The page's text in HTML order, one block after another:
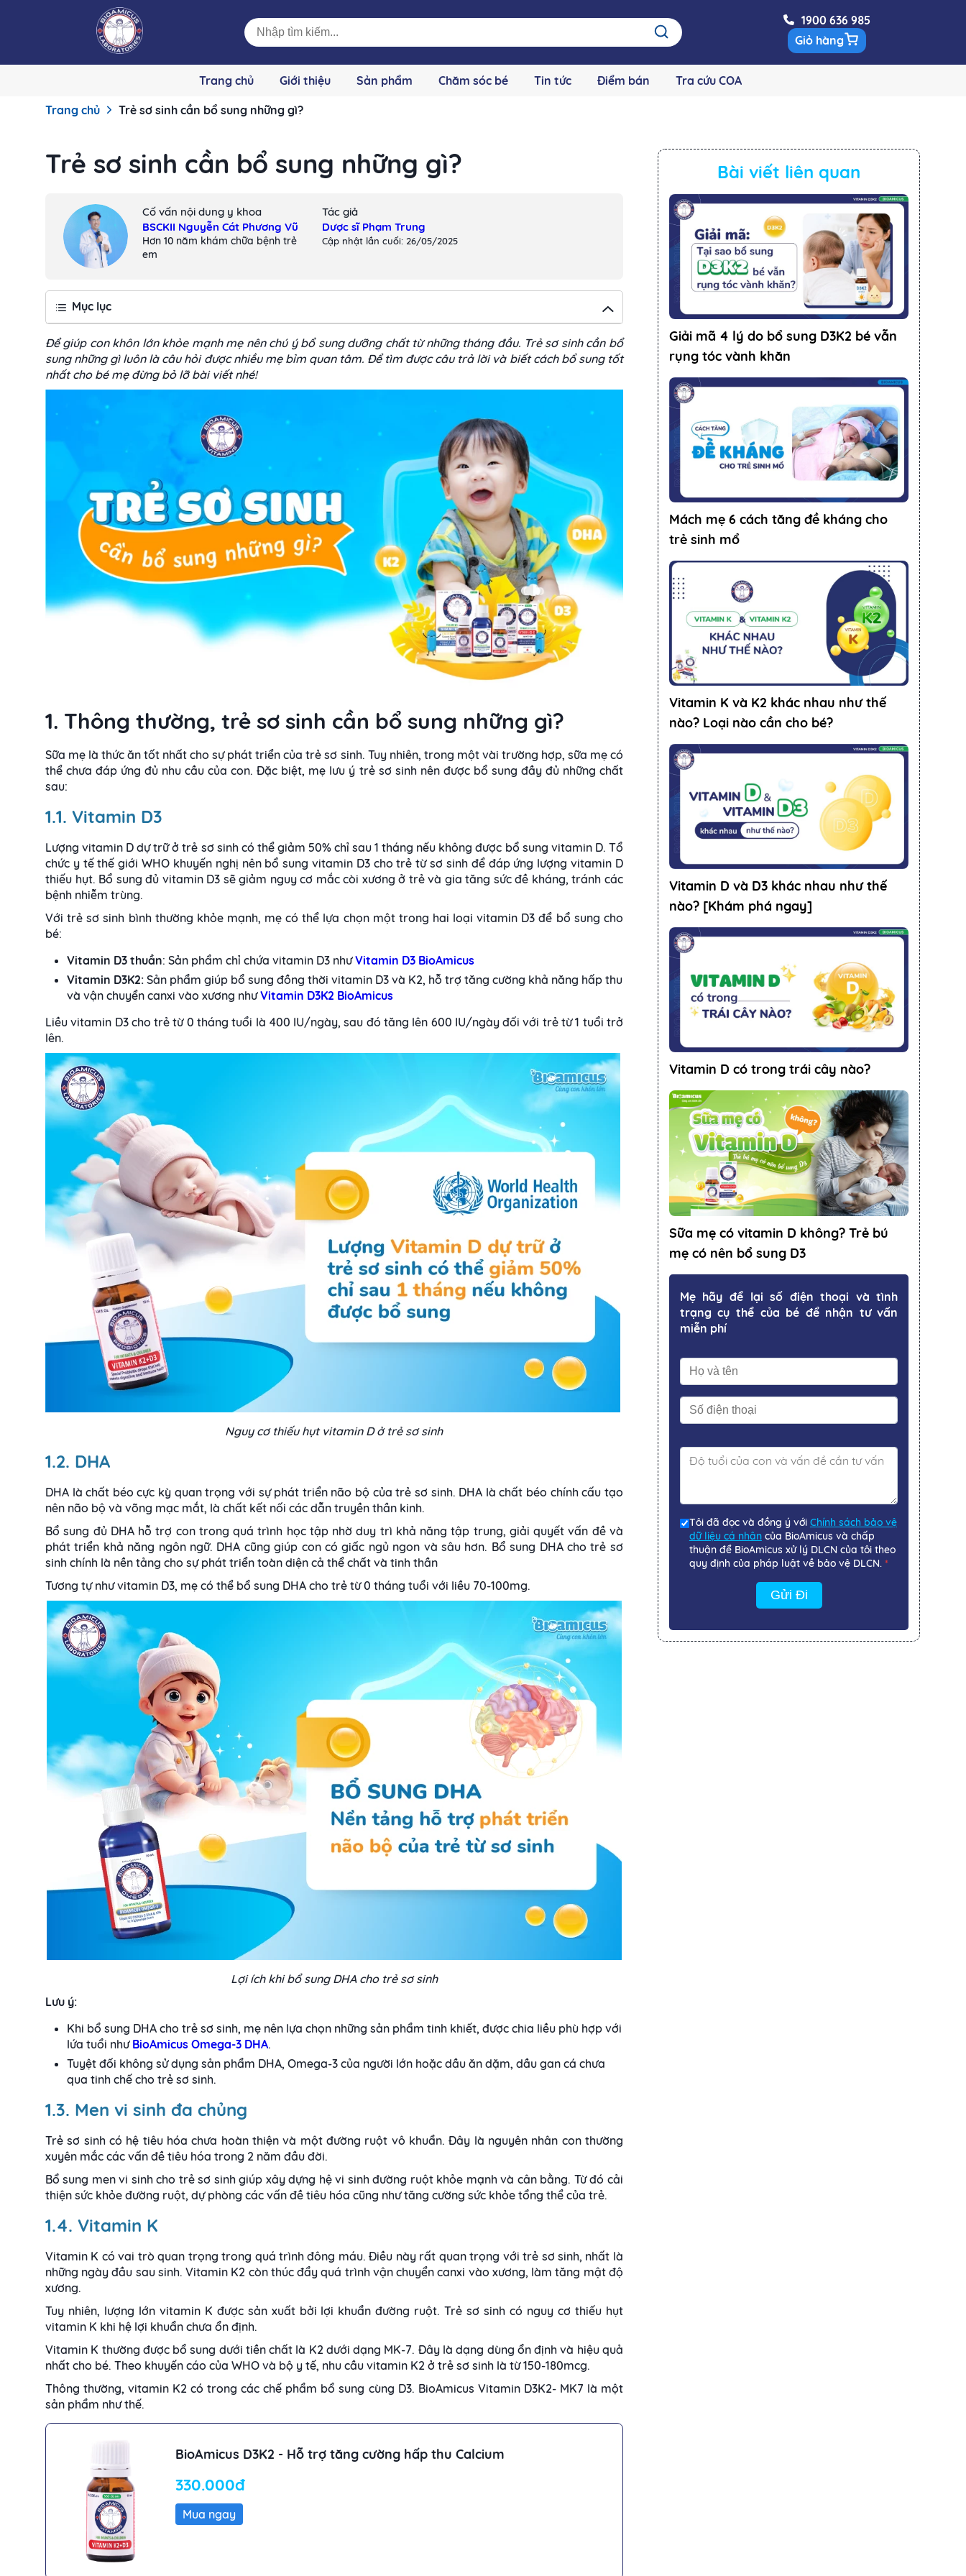
1900 636 985
Giỏ hàng
Trang chủ Giới thiệu Sản phẩm Chăm sóc bé Tin tức Điểm bán Tra cứu COA
Trang chủ Trẻ sơ sinh cần bổ sung những gì?
Trẻ sơ sinh cần bổ sung những gì?
Cố vấn nội dung y khoa
BSCKII Nguyễn Cát Phương Vũ
Hơn 10 năm khám chữa bệnh trẻ
em
Tác giả
Dược sĩ Phạm Trung
Cập nhật lần cuối: 26/05/2025
Mục lục
Để giúp con khôn lớn khỏe mạnh mẹ nên chú ý bổ sung dưỡng chất từ những tháng đầu. Trẻ sơ sinh cần bổ
sung những gì luôn là câu hỏi được nhiều mẹ bỉm quan tâm. Để tìm được câu trả lời và biết cách bổ sung tốt
nhất cho bé mẹ đừng bỏ lỡ bài viết nhé!
1. Thông thường, trẻ sơ sinh cần bổ sung những gì?
Sữa mẹ là thức ăn tốt nhất cho sự phát triển của trẻ sơ sinh. Tuy nhiên, trong một vài trường hợp, sữa mẹ có
thể chưa đáp ứng đủ nhu cầu của con. Đặc biệt, mẹ lưu ý trẻ sơ sinh nên được bổ sung đầy đủ những chất
sau:
1.1. Vitamin D3
Lượng vitamin D dự trữ ở trẻ sơ sinh có thể giảm 50% chỉ sau 1 tháng nếu không được bổ sung vitamin D. Tổ
chức y tế thế giới WHO khuyến nghị nên bổ sung vitamin D3 cho trẻ từ sơ sinh để đáp ứng lượng vitamin D
thiếu hụt. Bổ sung đủ vitamin D3 sẽ giảm nguy cơ mắc còi xương ở trẻ và gia tăng sức đề kháng, tránh các
bệnh nhiễm trùng.
Với trẻ sơ sinh bình thường khỏe mạnh, mẹ có thể lựa chọn một trong hai loại vitamin D3 để bổ sung cho
bé:
Vitamin D3 thuần: Sản phẩm chỉ chứa vitamin D3 nhưVitamin D3 BioAmicus
Vitamin D3K2: Sản phẩm giúp bổ sung đồng thời vitamin D3 và K2, hỗ trợ tăng cường khả năng hấp thu
và vận chuyển canxi vào xương nhưVitamin D3K2 BioAmicus
Liều vitamin D3 cho trẻ từ 0 tháng tuổi là 400 IU/ngày, sau đó tăng lên 600 IU/ngày đối với trẻ từ 1 tuổi trở
lên.
Nguy cơ thiếu hụt vitamin D ở trẻ sơ sinh
1.2. DHA
DHA là chất béo cực kỳ quan trọng với sự phát triển não bộ của trẻ sơ sinh. DHA là chất béo chính cấu tạo
nên não bộ và võng mạc mắt, là chất kết nối các dẫn truyền thần kinh.
Bổ sung đủ DHA hỗ trợ con trong quá trình học tập nhờ duy trì khả năng tập trung, giải quyết vấn đề và
phát triển khả năng ngôn ngữ. DHA cũng giúp con có giấc ngủ ngon và sâu hơn. Bổ sung DHA cho trẻ sơ
sinh chính là nền tảng cho sự phát triển toàn diện cả thể chất và tinh thần
Tương tự như vitamin D3, mẹ có thể bổ sung DHA cho trẻ từ 0 tháng tuổi với liều 70-100mg.
Lợi ích khi bổ sung DHA cho trẻ sơ sinh
Lưu ý:
Khi bổ sung DHA cho trẻ sơ sinh, mẹ nên lựa chọn những sản phẩm tinh khiết, được chia liều phù hợp với
lứa tuổi như BioAmicus Omega-3 DHA.
Tuyệt đối không sử dụng sản phẩm DHA, Omega-3 của người lớn hoặc dầu ăn dặm, dầu gan cá chưa
qua tinh chế cho trẻ sơ sinh.
1.3. Men vi sinh đa chủng
Trẻ sơ sinh có hệ tiêu hóa chưa hoàn thiện và một đường ruột vô khuẩn. Đây là nguyên nhân con thường
xuyên mắc các vấn đề tiêu hóa trong 2 năm đầu đời.
Bổ sung men vi sinh cho trẻ sơ sinh giúp xây dựng hệ vi sinh đường ruột khỏe mạnh và cân bằng. Từ đó cải
thiện sức khỏe đường ruột, dự phòng các vấn đề tiêu hóa cũng như tăng cường sức khỏe tổng thể của trẻ.
1.4. Vitamin K
Vitamin K có vai trò quan trọng trong quá trình đông máu. Điều này rất quan trọng với trẻ sơ sinh, nhất là
những ngày đầu sau sinh. Vitamin K2 còn thúc đẩy quá trình vận chuyển canxi vào xương, làm tăng mật độ
xương.
Tuy nhiên, lượng lớn vitamin K được sản xuất bởi lợi khuẩn đường ruột. Trẻ sơ sinh có nguy cơ thiếu hụt
vitamin K khi hệ lợi khuẩn chưa ổn định.
Vitamin K thường được bổ sung dưới tiền chất là K2 dưới dạng MK-7. Đây là dạng dùng ổn định và hiệu quả
nhất cho bé. Theo khuyến cáo của WHO và bộ y tế, nhu cầu vitamin K2 ở trẻ sơ sinh là từ 150-180mcg.
Thông thường, vitamin K2 có trong các chế phẩm bổ sung cùng D3. BioAmicus Vitamin D3K2- MK7 là một
sản phẩm như thế.
BioAmicus D3K2 - Hỗ trợ tăng cường hấp thu Calcium
330.000đ
Mua ngay
Bài viết liên quan
Giải mã 4 lý do bổ sung D3K2 bé vẫn
rụng tóc vành khăn
Mách mẹ 6 cách tăng đề kháng cho
trẻ sinh mổ
Vitamin K và K2 khác nhau như thế
nào? Loại nào cần cho bé?
Vitamin D và D3 khác nhau như thế
nào? [Khám phá ngay]
Vitamin D có trong trái cây nào?
Sữa mẹ có vitamin D không? Trẻ bú
mẹ có nên bổ sung D3
Mẹ hãy để lại số điện thoại và tình
trạng cụ thể của bé để nhận tư vấn
miễn phí
Tôi đã đọc và đồng ý với Chính sách bảo vệ
dữ liệu cá nhâncủa BioAmicus và chấp
thuận để BioAmicus xử lý DLCN của tôi theo
quy định của pháp luật về bảo vệ DLCN. *
Gửi Đi